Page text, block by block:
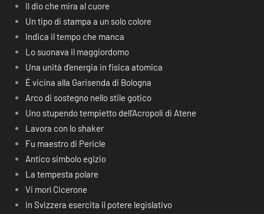
Il dio che mira al cuore
Un tipo di stampa a un solo colore
Indica il tempo che manca
Lo suonava il maggiordomo
Una unità d’energia in fisica atomica
È vicina alla Garisenda di Bologna
Arco di sostegno nello stile gotico
Uno stupendo tempietto dell’Acropoli di Atene
Lavora con lo shaker
Fu maestro di Pericle
Antico simbolo egizio
La tempesta polare
Vi morì Cicerone
In Svizzera esercita il potere legislativo